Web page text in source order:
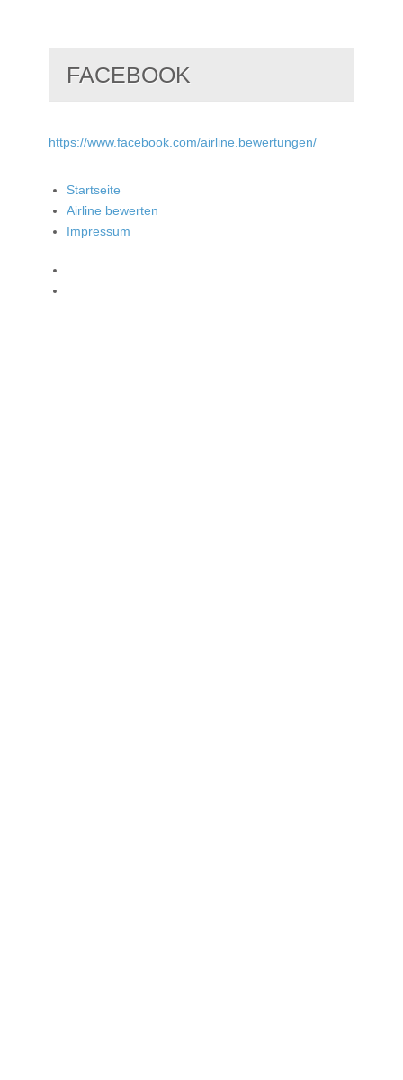
FACEBOOK
https://www.facebook.com/airline.bewertungen/
Startseite
Airline bewerten
Impressum